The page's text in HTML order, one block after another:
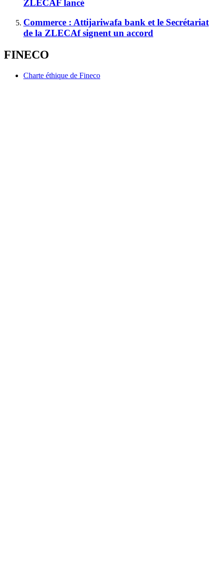
ZLECAF lancé
Commerce : Attijariwafa bank et le Secrétariat
de la ZLECAf signent un accord
FINECO
Charte éthique de Fineco